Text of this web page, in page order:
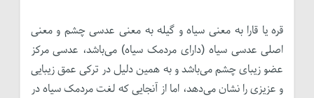
قره یا قارا به معنی سیاه و گیله به معنی عدسی چشم و معنی
اصلی عدسی سیاه (دارای مردمک سیاه) می‌باشد، عدسی مرکز
عضو زیبای چشم می‌باشد و به همین دلیل در ترکی عمق زیبایی
و عزیزی را نشان می‌دهد، اما از آنجایی که لغت مردمک سیاه در